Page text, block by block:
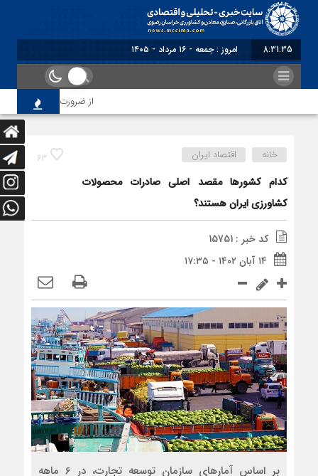
8:31:35 امروز : جمعه - ۱۶ مرداد - ۱۴۰۵
از ضرورت اصلاح رویه‌های
63 خانه اقتصاد ایران
کدام کشورها مقصد اصلی صادرات محصولات
کشاورزی ایران هستند؟
کد خبر : 15751
۱۴ آبان ۱۴۰۲ - ۱۷:۳۵
بر اساس آمارهای سازمان توسعه تجارت، در 6 ماهه